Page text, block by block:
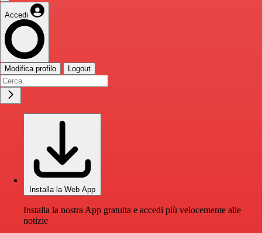
Accedi
Modifica profilo Logout
Installa la Web App
Installa la nostra App gratuita e accedi più velocemente alle
notizie